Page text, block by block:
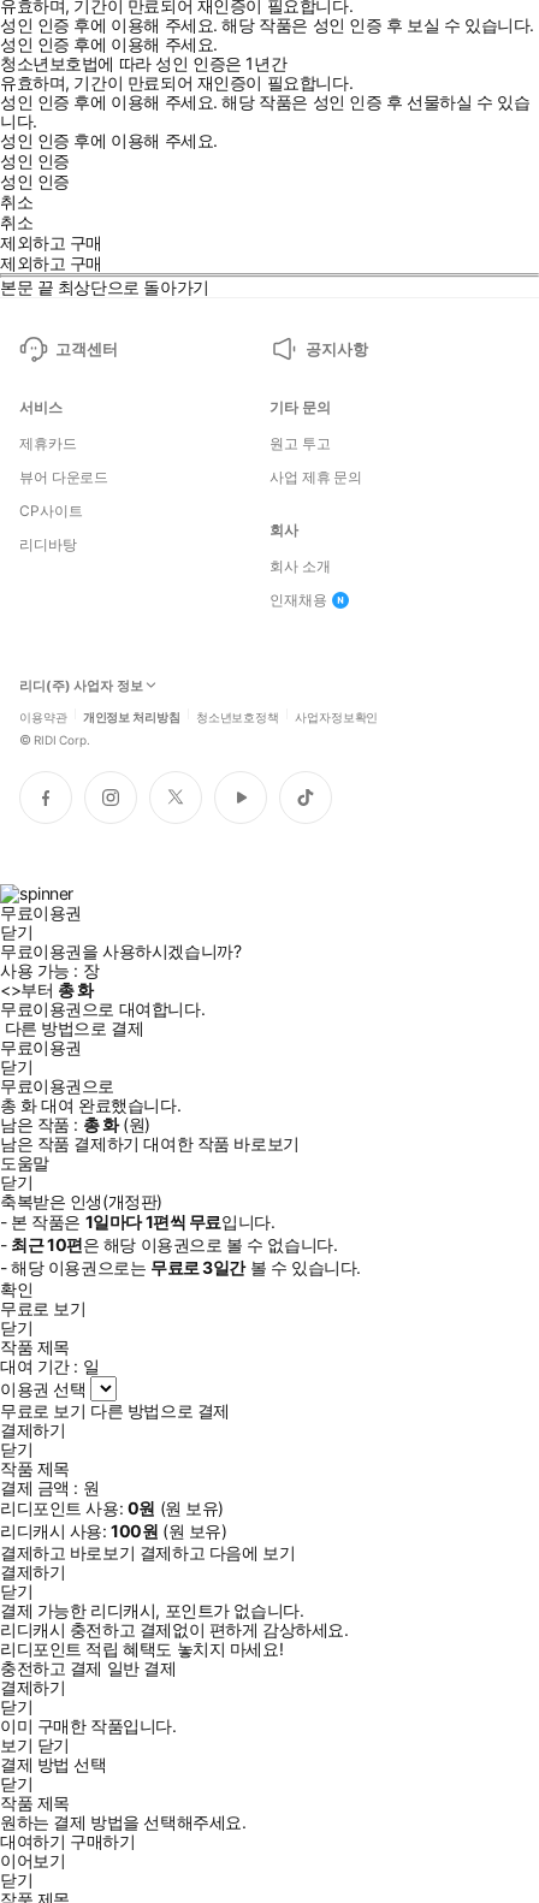
유효하며, 기간이 만료되어 재인증이 필요합니다.
성인 인증 후에 이용해 주세요.해당 작품은 성인 인증 후 보실 수 있습니다.
성인 인증 후에 이용해 주세요.
청소년보호법에 따라 성인 인증은 1년간
유효하며, 기간이 만료되어 재인증이 필요합니다.
성인 인증 후에 이용해 주세요.해당 작품은 성인 인증 후 선물하실 수 있습
니다.
성인 인증 후에 이용해 주세요.
성인 인증
성인 인증
취소
취소
제외하고 구매
제외하고 구매
본문 끝 최상단으로 돌아가기
고객센터 공지사항
서비스
제휴카드
뷰어 다운로드
CP사이트
리디바탕
기타 문의
원고 투고
사업 제휴 문의
회사
회사 소개
인재채용
리디(주) 사업자 정보
이용약관 개인정보 처리방침 청소년보호정책 사업자정보확인
© RIDI Corp.
페
이
인
스
트
위
유
튜
틱
톡
무료이용권
닫기
무료이용권을 사용하시겠습니까?
사용 가능 : 장
<>부터 총화
무료이용권으로 대여합니다.
다른 방법으로 결제
무료이용권
닫기
무료이용권으로
총 화대여 완료했습니다.
남은 작품 : 총화(원)
남은 작품 결제하기 대여한 작품 바로보기
도움말
닫기
축복받은 인생(개정판)
- 본 작품은 1일마다1편씩 무료입니다.
- 최근10편은 해당 이용권으로 볼 수 없습니다.
- 해당 이용권으로는 무료로3일간볼 수 있습니다.
확인
무료로 보기
닫기
작품 제목
대여 기간 : 일
이용권 선택
무료로 보기 다른 방법으로 결제
결제하기
닫기
작품 제목
결제 금액 : 원
리디포인트 사용: 0원 (원 보유)
리디캐시 사용:100원 (원 보유)
결제하고 바로보기 결제하고 다음에 보기
결제하기
닫기
결제 가능한 리디캐시, 포인트가 없습니다.
리디캐시 충전하고 결제없이 편하게 감상하세요.
리디포인트 적립 혜택도 놓치지 마세요!
충전하고 결제 일반 결제
결제하기
닫기
이미 구매한 작품입니다.
보기 닫기
결제 방법 선택
닫기
작품 제목
원하는 결제 방법을 선택해주세요.
대여하기 구매하기
이어보기
닫기